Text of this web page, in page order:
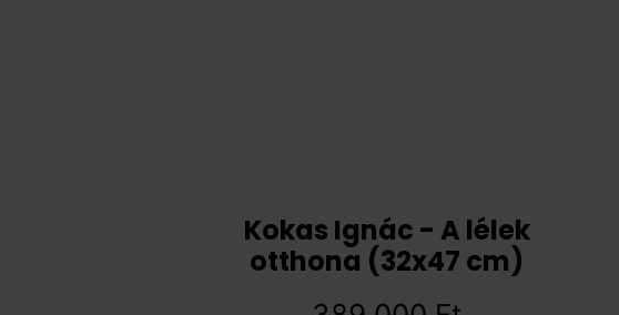
Kokas Ignác - A lélek
otthona (32x47 cm)